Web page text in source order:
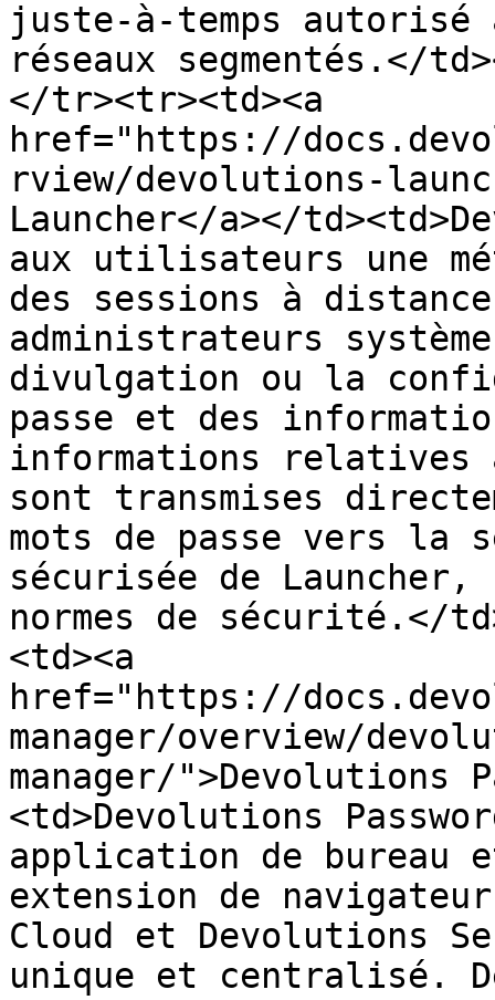
juste-à-temps autorisé
réseaux segmentés.</
</tr><tr><td><a
href="https://
rview/devolutions-
Launcher</a></
aux utilisateurs une
des sessions à
administrateurs
divulgation ou la
passe et des
informations relatives
sont transmises
mots de passe vers la
sécurisée de Launcher,
normes de sécurité.</
<td><a
href="https://
manager/overview/
manager/">Devolutions
<td>Devolutions
application de bureau
extension de
Cloud et Devolutions
unique et centralisé.